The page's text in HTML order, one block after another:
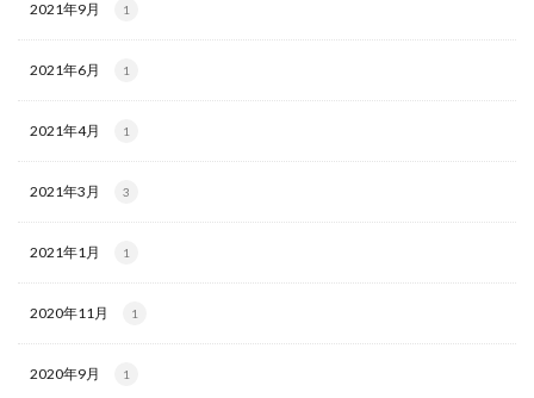
2021年9月 1
2021年6月 1
2021年4月 1
2021年3月 3
2021年1月 1
2020年11月 1
2020年9月 1